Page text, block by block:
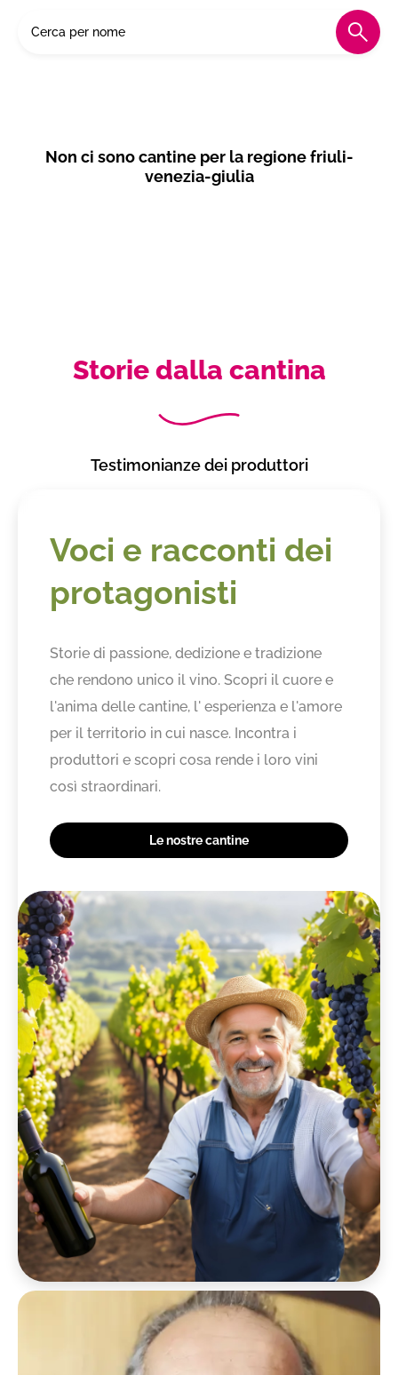
Non ci sono cantine per la regione friuli-
venezia-giulia
Storie dalla cantina
Testimonianze dei produttori
Voci e racconti dei
protagonisti
Storie di passione, dedizione e tradizione
che rendono unico il vino. Scopri il cuore e
l'anima delle cantine, l' esperienza e l'amore
per il territorio in cui nasce. Incontra i
produttori e scopri cosa rende i loro vini
così straordinari.
Le nostre cantine